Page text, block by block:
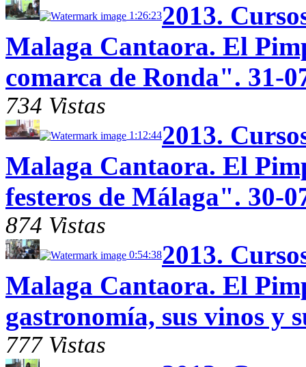
1:26:232013.
Malaga Cantaora. El
comarca de Ronda". 31-
734 Vistas
1:12:442013.
Malaga Cantaora. El
festeros de Málaga". 30-
874 Vistas
0:54:382013.
Malaga Cantaora. El
gastronomía, sus vinos y
777 Vistas